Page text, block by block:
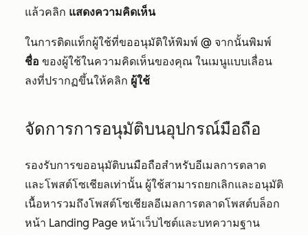
แล้วคลิก แสดงความคิดเห็น
ในการติดแท็กผู้ใช้ที่ขออนุมัติให้พิมพ์ @ จากนั้นพิมพ์
ชื่อ ของผู้ใช้ในความคิดเห็นของคุณ ในเมนูแบบเลื่อน
ลงที่ปรากฏขึ้นให้คลิก ผู้ใช้
จัดการการอนุมัติบนอุปกรณ์มือถือ
รองรับการขออนุมัติบนมือถือสำหรับอีเมลการตลาด
และโพสต์โซเชียลเท่านั้น ผู้ใช้สามารถยกเลิกและอนุมัติ
เนื้อหารวมถึงโพสต์โซเชียลอีเมลการตลาดโพสต์บล็อก
หน้า Landing Page หน้าเว็บไซต์และบทความฐาน